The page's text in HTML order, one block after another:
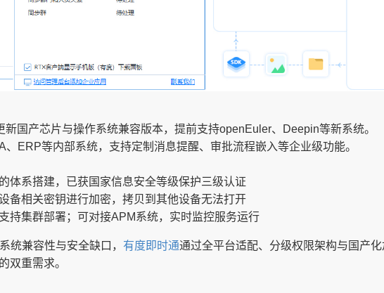
国产芯片与操作系统兼容版本，提前支持openEuler、Deepin等新系统。
ERP等内部系统，支持定制消息提醒、审批流程嵌入等企业级功能。
体系搭建，已获国家信息安全等级保护三级认证
备相关密钥进行加密，拷贝到其他设备无法打开
持集群部署；可对接APM系统，实时监控服务运行
统兼容性与安全缺口， 有度即时通通过全平台适配、分级权限架构与国产
双重需求。